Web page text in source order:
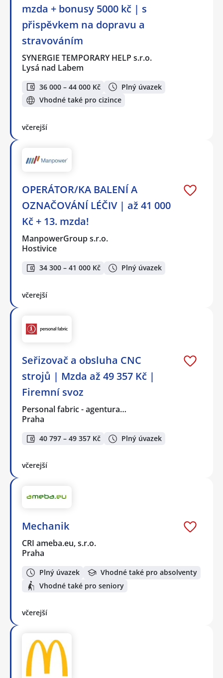
mzda + bonusy 5000 kč | s
přispěvkem na dopravu a
stravováním
SYNERGIE TEMPORARY HELP s.r.o.
Lysá nad Labem
36 000 – 44 000 Kč
Plný úvazek
Vhodné také pro cizince
včerejší
OPERÁTOR/KA BALENÍ A
OZNAČOVÁNÍ LÉČIV | až 41 000
Kč + 13. mzda!
ManpowerGroup s.r.o.
Hostivice
34 300 – 41 000 Kč Plný úvazek
včerejší
Seřizovač a obsluha CNC
strojů | Mzda až 49 357 Kč |
Firemní svoz
Personal fabric - agentura…
Praha
40 797 – 49 357 Kč Plný úvazek
včerejší
Mechanik
CRI ameba.eu, s.r.o.
Praha
Plný úvazek
Vhodné také pro absolventy
Vhodné také pro seniory
včerejší